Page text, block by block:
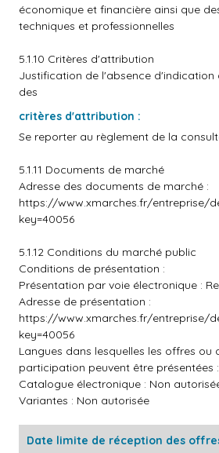
économique et financière ainsi que
techniques et professionnelles
5.1.10 Critères d'attribution
Justification de l'absence d'indication
des
critères d'attribution :
Se reporter au règlement de la
5.1.11 Documents de marché
Adresse des documents de marché :
https://www.xmarches.fr/entreprise/
key=40056
5.1.12 Conditions du marché public
Conditions de présentation :
Présentation par voie électronique :
Adresse de présentation :
https://www.xmarches.fr/entreprise/
key=40056
Langues dans lesquelles les offres ou
participation peuvent être présentées
Catalogue électronique : Non
Variantes : Non autorisée
Date limite de réception des